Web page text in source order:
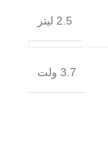
2.5 لیتر
3.7 ولت